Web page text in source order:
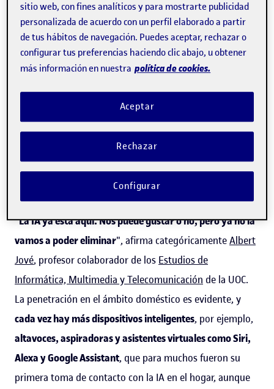
casi el50 % de los españolescuenta con algún dispositivo
inteligente en casa, según datos de la Unión de Créditos
Inmobiliarios (UCI), y casi uno de cada cinco, más de un
18 %, controla ya a distancia, a través de cámaras o
sistemas de seguridad, la iluminación y lo que sucede en
su casa, según una encuesta realizada por Statista a
La IA ha llegado para quedarse
"La IA ya está aquí. Nos puede gustar o no, pero ya no la
vamos a poder eliminar", afirma categóricamenteAlbert
Jové, profesor colaborador de los Estudios de
Informática, Multimedia y Telecomunicación de la UOC.
La penetración en el ámbito doméstico es evidente, y
cada vez hay más dispositivos inteligentes, por ejemplo,
altavoces, aspiradoras y asistentes virtuales como Siri,
Alexa y Google Assistant, que para muchos fueron su
primera toma de contacto con la IA en el hogar, aunque
sitio web, con fines analíticos y para mostrarte publicidad
personalizada de acuerdo con un perfil elaborado a partir
de tus hábitos de navegación. Puedes aceptar, rechazar o
configurar tus preferencias haciendo clic abajo, u obtener
más información en nuestra política de cookies.
Rechazar
Aceptar
Configurar